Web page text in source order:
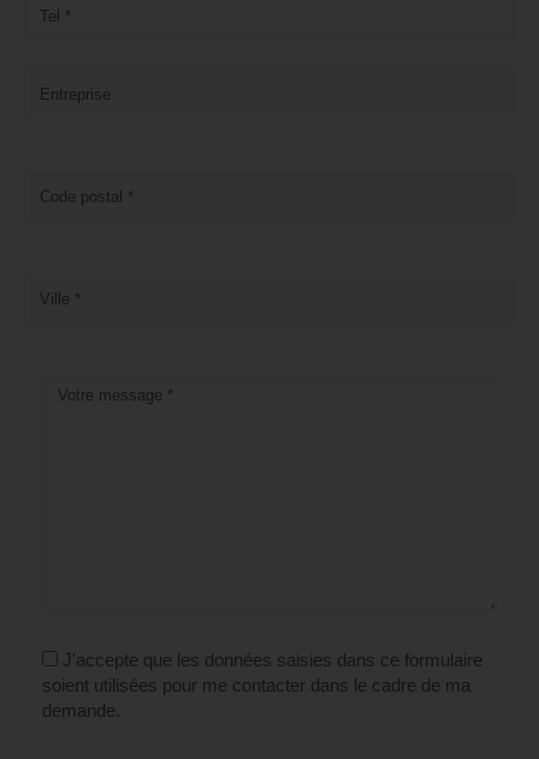
J'accepte que les données saisies dans ce formulaire
soient utilisées pour me contacter dans le cadre de ma
demande.